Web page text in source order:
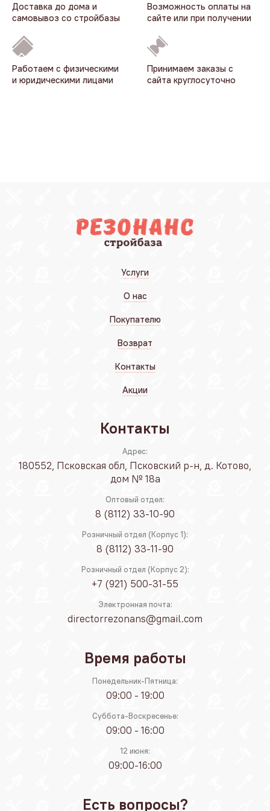
Доставка до дома и
самовывоз со стройбазы
Возможность оплаты на
сайте или при получении
Работаем с физическими
и юридическими лицами
Принимаем заказы с
сайта круглосуточно
Услуги
О нас
Покупателю
Возврат
Контакты
Акции
Контакты
Адрес:
180552, Псковская обл, Псковский р-н, д. Котово,
дом № 18а
Оптовый отдел:
8 (8112) 33-10-90
Розничный отдел (Корпус 1):
8 (8112) 33-11-90
Розничный отдел (Корпус 2):
+7 (921) 500-31-55
Электронная почта:
directorrezonans@gmail.com
Время работы
Понедельник-Пятница:
09:00 - 19:00
Суббота-Воскресенье:
09:00 - 16:00
12 июня:
09:00-16:00
Есть вопросы?